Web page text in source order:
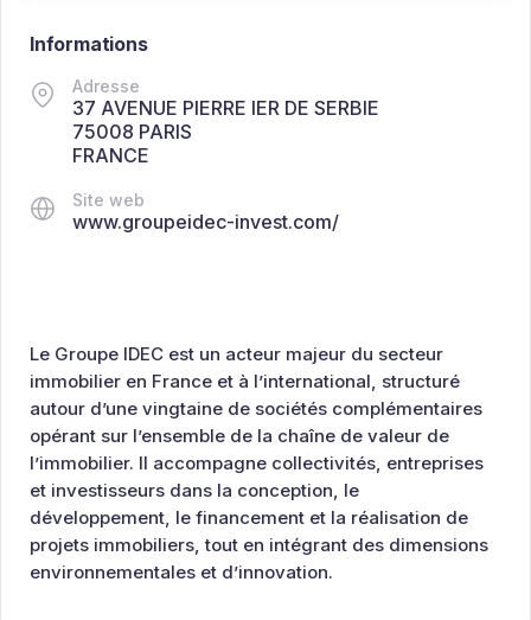
Le Groupe IDEC est un acteur majeur du secteur
immobilier en France et à l’international, structuré
autour d’une vingtaine de sociétés complémentaires
opérant sur l’ensemble de la chaîne de valeur de
l’immobilier. Il accompagne collectivités, entreprises
et investisseurs dans la conception, le
développement, le financement et la réalisation de
projets immobiliers, tout en intégrant des dimensions
environnementales et d’innovation.
Informations
Adresse
37 AVENUE PIERRE IER DE SERBIE
75008 PARIS
FRANCE
Site web
www.groupeidec-invest.com/